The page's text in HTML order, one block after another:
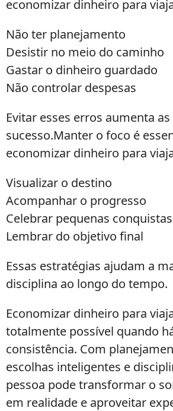
economizar dinheiro para
Não ter planejamento
Desistir no meio do caminho
Gastar o dinheiro guardado
Não controlar despesas
Evitar esses erros aumenta
sucesso.Manter o foco é
economizar dinheiro para
Visualizar o destino
Acompanhar o progresso
Celebrar pequenas conquistas
Lembrar do objetivo final
Essas estratégias ajudam a
disciplina ao longo do tempo.
Economizar dinheiro para
totalmente possível quando
consistência. Com
escolhas inteligentes e
pessoa pode transformar o
em realidade e aproveitar